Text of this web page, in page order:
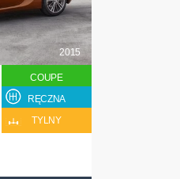
2015
COUPE
RĘCZNA
TYLNY